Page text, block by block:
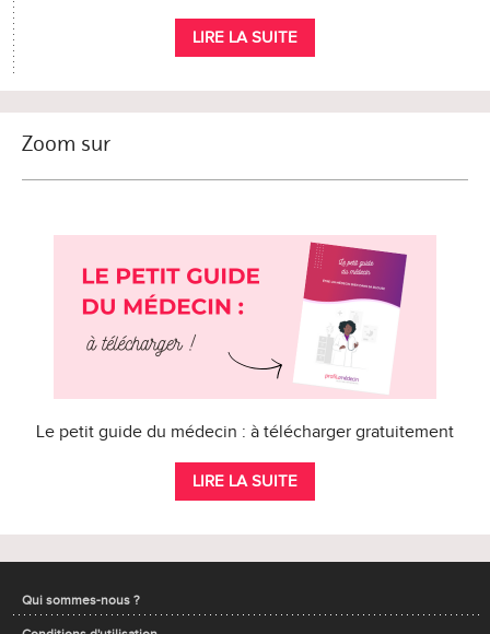
LIRE LA SUITE
Zoom sur
Le petit guide du médecin : à télécharger gratuitement
LIRE LA SUITE
Qui sommes-nous ?